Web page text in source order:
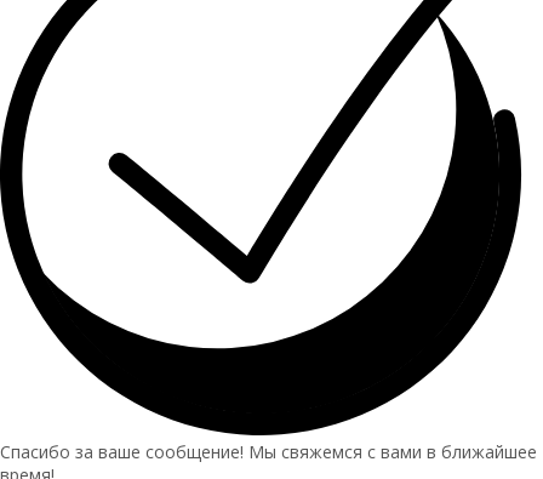
Спасибо за ваше сообщение! Мы свяжемся с вами в ближайшее